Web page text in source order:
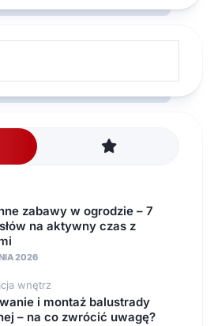
zabawy w ogrodzie – 7
na aktywny czas z
2026
wnętrz
i montaż balustrady
– na co zwrócić uwagę?